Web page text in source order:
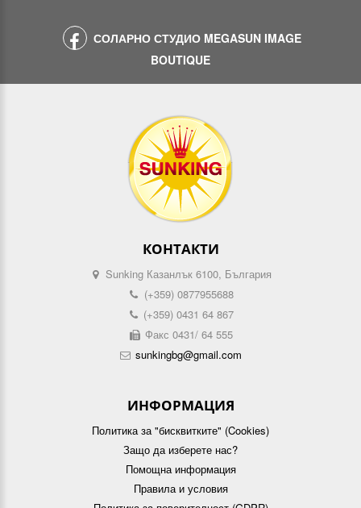
СОЛАРНО СТУДИО MEGASUN IMAGE
BOUTIQUE
КОНТАКТИ
Sunking Казанлък 6100, България
(+359) 0877955688
(+359) 0431 64 867
Факс 0431/ 64 555
sunkingbg@gmail.com
ИНФОРМАЦИЯ
Политика за "бисквитките" (Cookies)
Защо да изберете нас?
Помощна информация
Правила и условия